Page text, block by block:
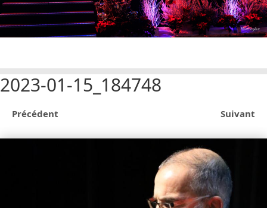
2023-01-15_184748
Précédent Suivant